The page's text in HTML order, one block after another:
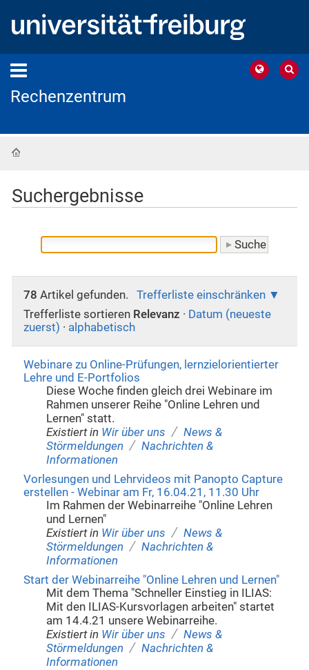
Rechenzentrum
Suchergebnisse
78 Artikel gefunden.
Trefferliste einschränken
Trefferliste sortieren Relevanz · Datum (neueste
zuerst) · alphabetisch
Webinare zu Online-Prüfungen, lernzielorientierter
Lehre und E-Portfolios
Diese Woche finden gleich drei Webinare im
Rahmen unserer Reihe "Online Lehren und
Lernen" statt.
Existiert in Wir über uns / News &
Störmeldungen / Nachrichten &
Informationen
Vorlesungen und Lehrvideos mit Panopto Capture
erstellen - Webinar am Fr, 16.04.21, 11.30 Uhr
Im Rahmen der Webinarreihe "Online Lehren
und Lernen"
Existiert in Wir über uns / News &
Störmeldungen / Nachrichten &
Informationen
Start der Webinarreihe "Online Lehren und Lernen"
Mit dem Thema "Schneller Einstieg in ILIAS:
Mit den ILIAS-Kursvorlagen arbeiten" startet
am 14.4.21 unsere Webinarreihe.
Existiert in Wir über uns / News &
Störmeldungen / Nachrichten &
Informationen